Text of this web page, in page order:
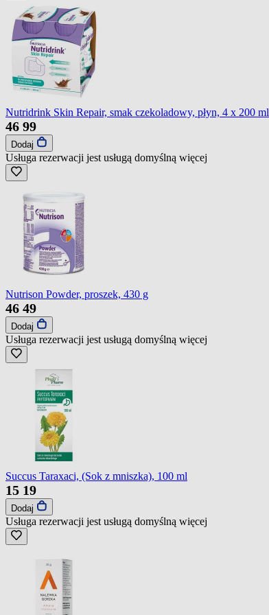
Nutridrink Skin Repair, smak czekoladowy, płyn, 4 x 200 ml
46 99
Dodaj
Usługa rezerwacji jest usługą domyślną więcej
Nutrison Powder, proszek, 430 g
46 49
Dodaj
Usługa rezerwacji jest usługą domyślną więcej
Succus Taraxaci, (Sok z mniszka), 100 ml
15 19
Dodaj
Usługa rezerwacji jest usługą domyślną więcej